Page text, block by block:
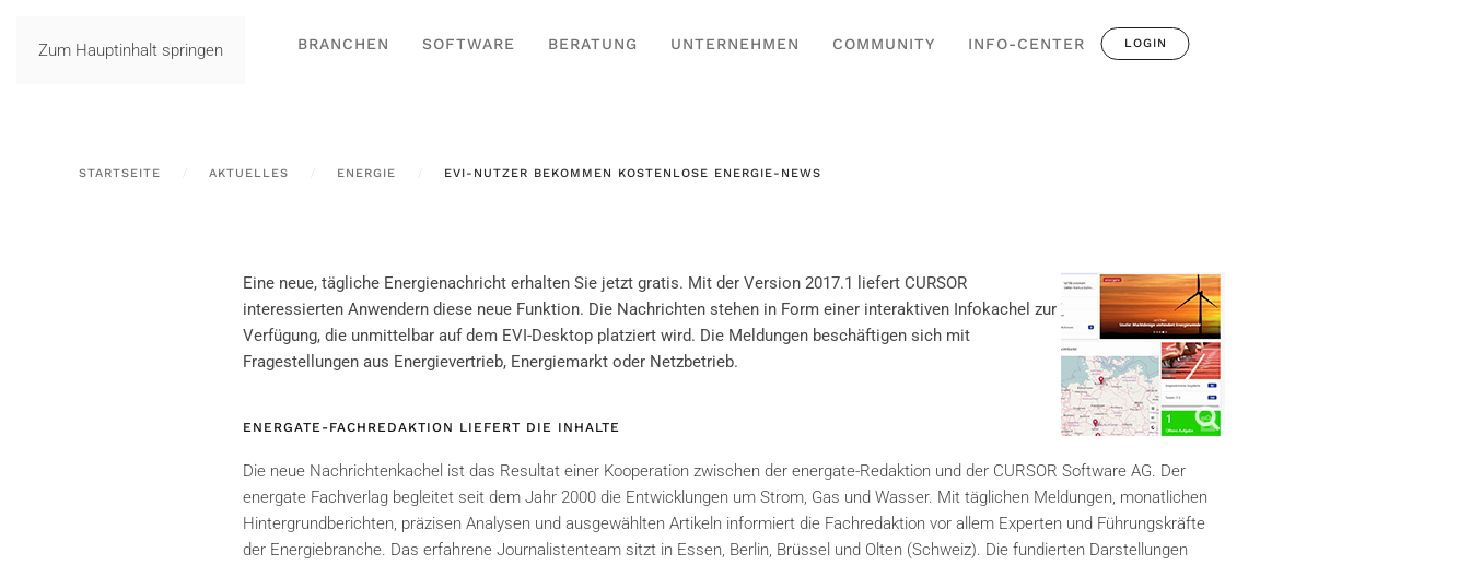
Zum Hauptinhalt springen BRANCHEN SOFTWARE BERATUNG UNTERNEHMEN COMMUNITY INFO-CENTER LOGIN
STARTSEITE AKTUELLES ENERGIE EVI-NUTZER BEKOMMEN KOSTENLOSE ENERGIE-NEWS
Eine neue, tägliche Energienachricht erhalten Sie jetzt gratis. Mit der Version 2017.1 liefert CURSOR
interessierten Anwendern diese neue Funktion. Die Nachrichten stehen in Form einer interaktiven Infokachel zur
Verfügung, die unmittelbar auf dem EVI-Desktop platziert wird. Die Meldungen beschäftigen sich mit
Fragestellungen aus Energievertrieb, Energiemarkt oder Netzbetrieb.
ENERGATE-FACHREDAKTION LIEFERT DIE INHALTE
Die neue Nachrichtenkachel ist das Resultat einer Kooperation zwischen der energate-Redaktion und der CURSOR Software AG. Der
energate Fachverlag begleitet seit dem Jahr 2000 die Entwicklungen um Strom, Gas und Wasser. Mit täglichen Meldungen, monatlichen
Hintergrundberichten, präzisen Analysen und ausgewählten Artikeln informiert die Fachredaktion vor allem Experten und Führungskräfte
der Energiebranche. Das erfahrene Journalistenteam sitzt in Essen, Berlin, Brüssel und Olten (Schweiz). Die fundierten Darstellungen